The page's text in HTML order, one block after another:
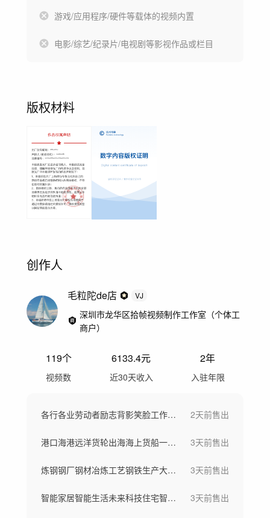
游戏/应用程序/硬件等载体的视频内置
电影/综艺/纪录片/电视剧等影视作品或栏目
版权材料
创作人
毛粒陀de店 VJ
深圳市龙华区拾帧视频制作工作室（个体工
商户）
119个
视频数
6133.4元
近30天收入
2年
入驻年限
各行各业劳动者励志背影笑脸工作场景劳动节 2天前售出
港口海港远洋货轮出海海上货船一带一路 3天前售出
炼钢钢厂钢材冶炼工艺钢铁生产大型工厂航拍 3天前售出
智能家居智能生活未来科技住宅智慧社区 3天前售出